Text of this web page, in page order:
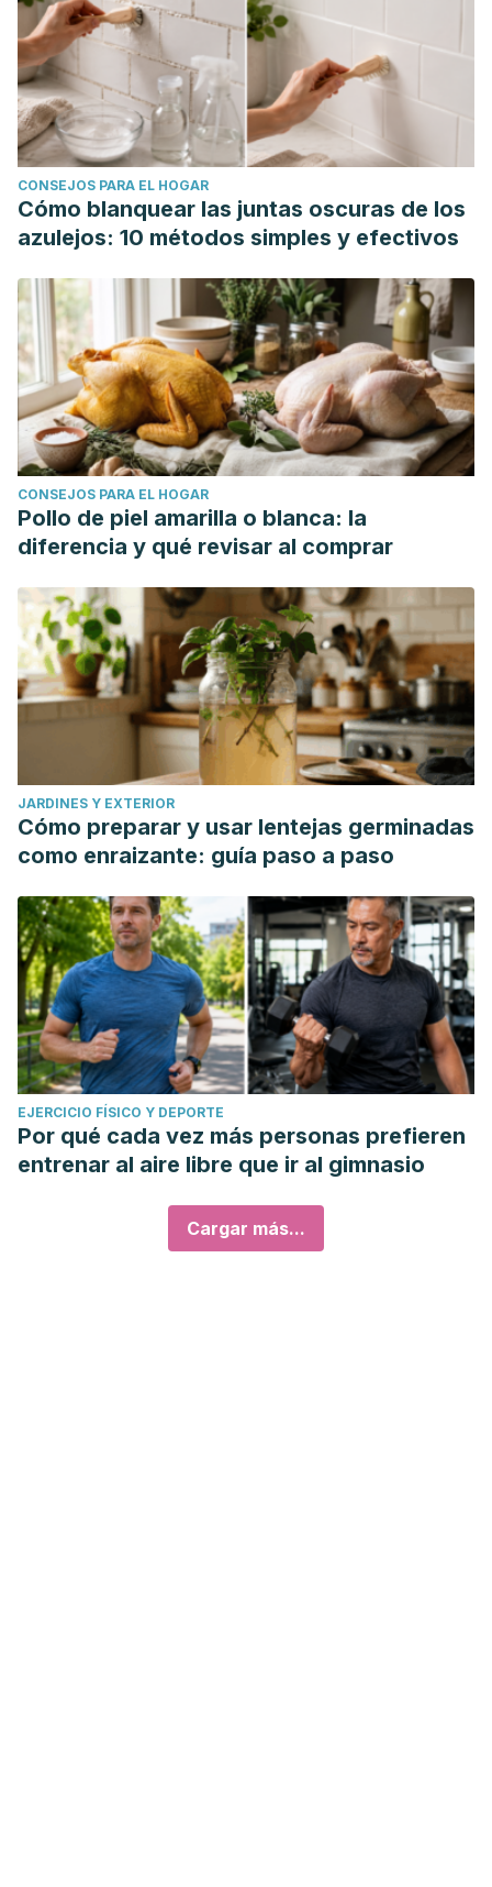
setiembre de 2023. https://www.mountsinai.org/health-
library/herb/celery-seed
National Institutes of Health. (5 de marzo de 2019).
Consultado el 25 de setiembre de 2023.
https://ods.od.nih.gov/factsheets/Potassium-
DatosEnEspanol/
NHS Cambridge University College. (s.f.).
diet and lifestyle: frequently asked questions
. Consultado
el 26 de setiembre de 2023.
https://www.cuh.nhs.uk/patient-information/kidney-stones-
diet-and-lifestyle-frequently-asked-questions/
U.S. Department of Agriculture. (1 de abril de 2019).
Celery,
raw. FoodData Central. Consultado el 29 de septiembre de
2023. https://fdc.nal.usda.gov/fdc-app.html#/food-
details/169988/nutrients
Phaniendra, A., Jestadi, D. B., & Periyasamy, L. (2015). Free
radicals: properties, sources, targets, and their implication
in various diseases.
https://www.ncbi.nlm.nih.gov/pmc/articles/PMC4310837/
Yan, J., Yang, X., He, L., Huang, Z., Zhu, M., Fan, L., ... & Zhu,
W. (2022). Comprehensive Quality and Bioactive
Constituent Analysis of Celery Juice Made from Different
Cultivars.
Foods,11(18), 1-14. https://www.mdpi.com/2304-
CONSEJOS PARA EL HOGAR
Cómo blanquear las juntas oscuras de los
azulejos: 10 métodos simples y efectivos
CONSEJOS PARA EL HOGAR
Pollo de piel amarilla o blanca: la
diferencia y qué revisar al comprar
JARDINES Y EXTERIOR
Cómo preparar y usar lentejas germinadas
como enraizante: guía paso a paso
EJERCICIO FÍSICO Y DEPORTE
Por qué cada vez más personas prefieren
entrenar al aire libre que ir al gimnasio
Cargar más...